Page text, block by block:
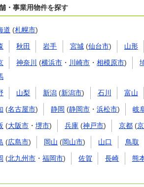
・事業用物件を探す
道 (札幌市)
秋田 岩手 宮城(仙台市) 山形
神奈川 (横浜市 ・ 川崎市 ・相模原市)
山梨 新潟 (新潟市) 石川 富山
(名古屋市) 静岡 (静岡市 ・浜松市) 岐
(大阪市 ・ 堺市) 兵庫 (神戸市) 京都 (
(広島市) 岡山 (岡山市) 山口 鳥取
(北九州市 ・ 福岡市) 佐賀 長崎 熊